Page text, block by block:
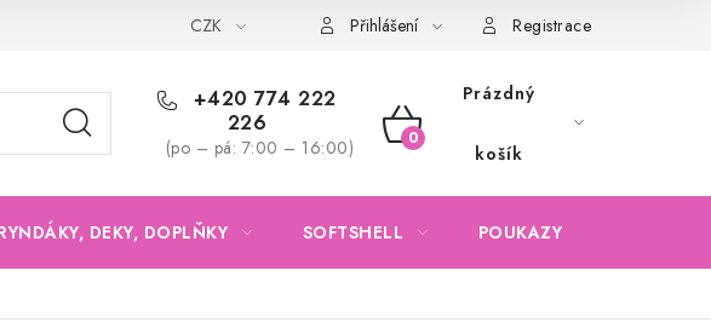
Obchodní podmínky Podmínky ochrany osobních údajů
CZK Přihlášení Registrace
+420 774 222
226
(po – pá: 7:00 – 16:00)
NÁKUPNÍ
Prázdný
košík
DEKY, DOPLŇKY SOFTSHELL POUKAZY